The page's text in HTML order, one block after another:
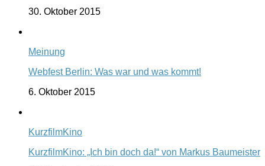
30. Oktober 2015
Meinung
Webfest Berlin: Was war und was kommt!
6. Oktober 2015
KurzfilmKino
KurzfilmKino: „Ich bin doch da!“ von Markus Baumeister